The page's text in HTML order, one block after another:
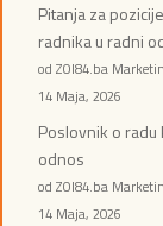
Pitanja za
radnika u radni
od ZOI84.ba
14 Maja, 2026
Poslovnik o
odnos
od ZOI84.ba
14 Maja, 2026